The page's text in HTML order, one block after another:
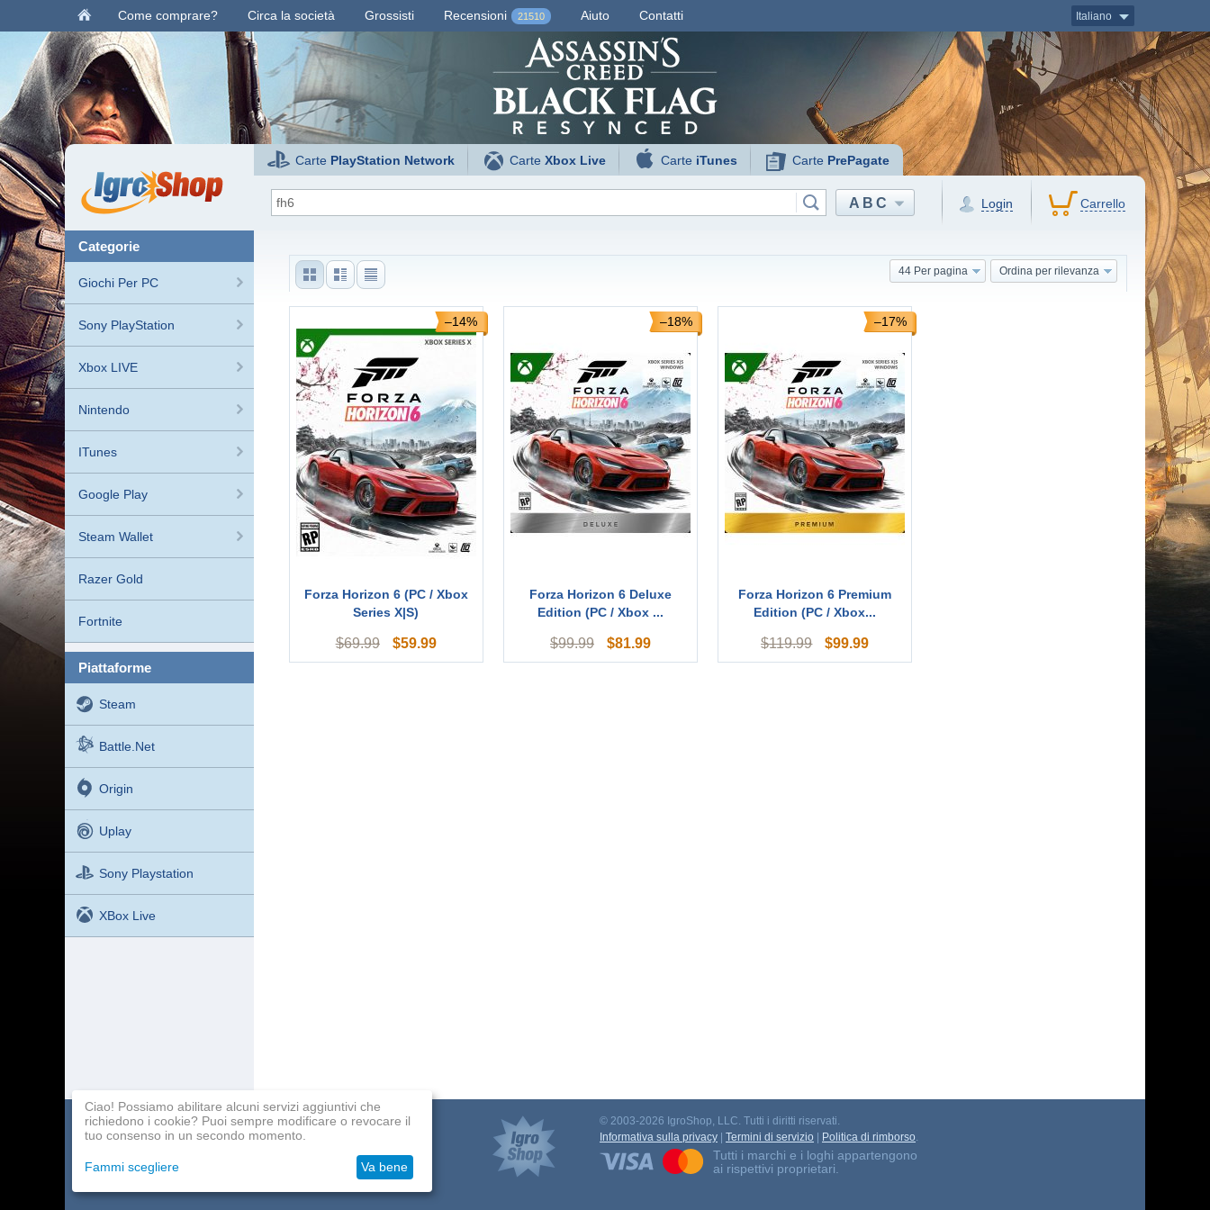
Come comprare? Circa la società Grossisti Recensioni 21510 Aiuto Contatti Italiano
Carte PlayStation Network CarteXbox Live Carte iTunes Carte PrePagate
ABC Login Carrello
categorie
Giochi Per PC
Sony PlayStation
Xbox LIVE
Nintendo
ITunes
Google Play
Steam Wallet
Razer Gold
Fortnite
piattaforme
Steam
Battle.net
Origin
Uplay
Sony Playstation
XBox Live
Ordina per rilevanza
44 Per pagina
–14%
Forza Horizon 6 (PC / Xbox
Series X|S)
$69.99 $59.99
–18%
Forza Horizon 6 Deluxe
Edition (PC / Xbox ...
$99.99 $81.99
–17%
Forza Horizon 6 Premium
Edition (PC / Xbox...
$119.99 $99.99
Catalogo dei giochi
Pagamento
© 2003-2026 IgroShop, LLC. Tutti i diritti riservati.
Informativa sulla privacy
Termini di servizio Politica di rimborso.
Tutti i marchi e i loghi appartengono
ai rispettivi proprietari.
Ciao! Possiamo abilitare alcuni servizi aggiuntivi che
richiedono i cookie? Puoi sempre modificare o revocare il
tuo consenso in un secondo momento.
Fammi scegliere Va bene